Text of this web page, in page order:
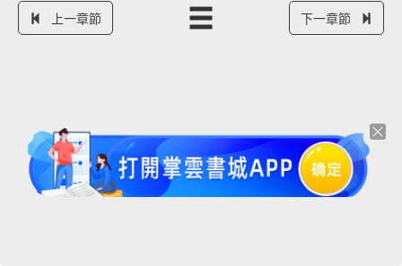
上一章節 下一章節